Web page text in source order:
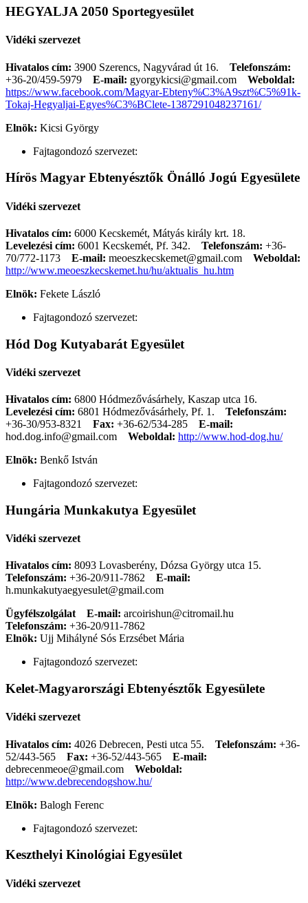
HEGYALJA 2050 Sportegyesület
Vidéki szervezet
Hivatalos cím: 3900 Szerencs, Nagyvárad út 16. Telefonszám:
+36-20/459-5979
E-mail: gyorgykicsi@gmail.com
Weboldal:
https://www.facebook.com/Magyar-Ebteny%C3%A9szt%C5%91k-
Tokaj-Hegyaljai-Egyes%C3%BClete-1387291048237161/
Elnök: Kicsi György
Fajtagondozó szervezet:
Hírös Magyar Ebtenyésztők Önálló Jogú Egyesülete
Vidéki szervezet
Hivatalos cím: 6000 Kecskemét, Mátyás király krt. 18.
Levelezési cím: 6001 Kecskemét, Pf. 342. Telefonszám: +36-
70/772-1173
E-mail: meoeszkecskemet@gmail.com
Weboldal:
http://www.meoeszkecskemet.hu/hu/aktualis_hu.htm
Elnök: Fekete László
Fajtagondozó szervezet:
Hód Dog Kutyabarát Egyesület
Vidéki szervezet
Hivatalos cím: 6800 Hódmezővásárhely, Kaszap utca 16.
Levelezési cím: 6801 Hódmezővásárhely, Pf. 1.
Telefonszám:
+36-30/953-8321
Fax: +36-62/534-285
E-mail:
hod.dog.info@gmail.com
Weboldal: http://www.hod-dog.hu/
Elnök: Benkő István
Fajtagondozó szervezet:
Hungária Munkakutya Egyesület
Vidéki szervezet
Hivatalos cím: 8093 Lovasberény, Dózsa György utca 15.
Telefonszám: +36-20/911-7862
E-mail:
h.munkakutyaegyesulet@gmail.com
Ügyfélszolgálat
E-mail: arcoirishun@citromail.hu
Telefonszám: +36-20/911-7862
Elnök: Ujj Mihályné Sós Erzsébet Mária
Fajtagondozó szervezet:
Kelet-Magyarországi Ebtenyésztők Egyesülete
Vidéki szervezet
Hivatalos cím: 4026 Debrecen, Pesti utca 55. Telefonszám: +36-
52/443-565
Fax: +36-52/443-565
E-mail:
debrecenmeoe@gmail.com
Weboldal:
http://www.debrecendogshow.hu/
Elnök: Balogh Ferenc
Fajtagondozó szervezet:
Keszthelyi Kinológiai Egyesület
Vidéki szervezet